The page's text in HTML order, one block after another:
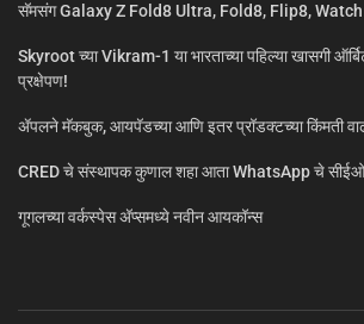
सॅमसंग Galaxy Z Fold8 Ultra, Fold8, Flip8,
Skyroot च्या Vikram-1 या भारताच्या पहिल्या खासगी
प्रक्षेपण!
ॲपलने मॅकबुक, आयपॅडच्या आणि इतर प्रॉडक्टच्या किंमती
CRED चे संस्थापक कुणाल शहा आता WhatsApp चे
गूगलच्या वर्कस्पेस अ‍ॅप्समध्ये नवीन आयकॉन्स